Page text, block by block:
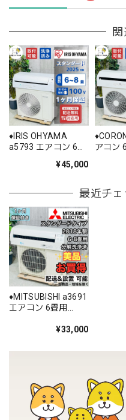
♦️IRIS OHYAMA
a5793 エアコン 6畳
¥45,000
アコン
最近チ
♦️MITSUBISHI a3691
エアコン 6畳用
¥33,000